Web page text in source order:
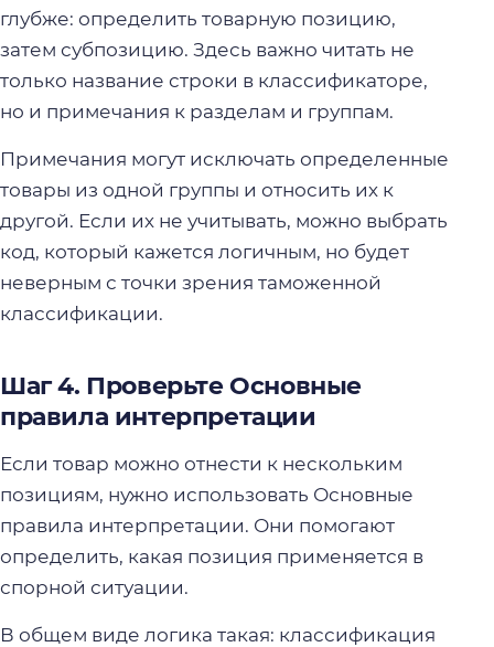
глубже: определить товарную позицию,
затем субпозицию. Здесь важно читать не
только название строки в классификаторе,
но и примечания к разделам и группам.
Примечания могут исключать определенные
товары из одной группы и относить их к
другой. Если их не учитывать, можно выбрать
код, который кажется логичным, но будет
неверным с точки зрения таможенной
классификации.
Шаг 4. Проверьте Основные
правила интерпретации
Если товар можно отнести к нескольким
позициям, нужно использовать Основные
правила интерпретации. Они помогают
определить, какая позиция применяется в
спорной ситуации.
В общем виде логика такая: классификация